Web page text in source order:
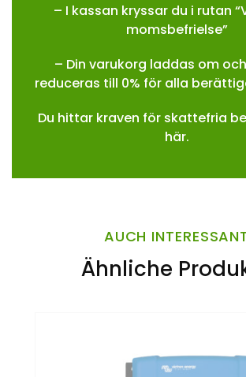
– I kassan kryssar du i rutan
momsbefrielse”
– Din varukorg laddas om
reduceras till 0% för alla
Du hittar kraven för skattefria
här.
AUCH
Ähnliche